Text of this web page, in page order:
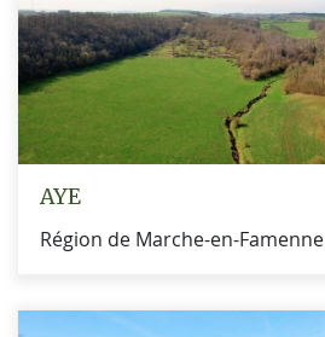
AYE
Région de Marche-en-Famenne